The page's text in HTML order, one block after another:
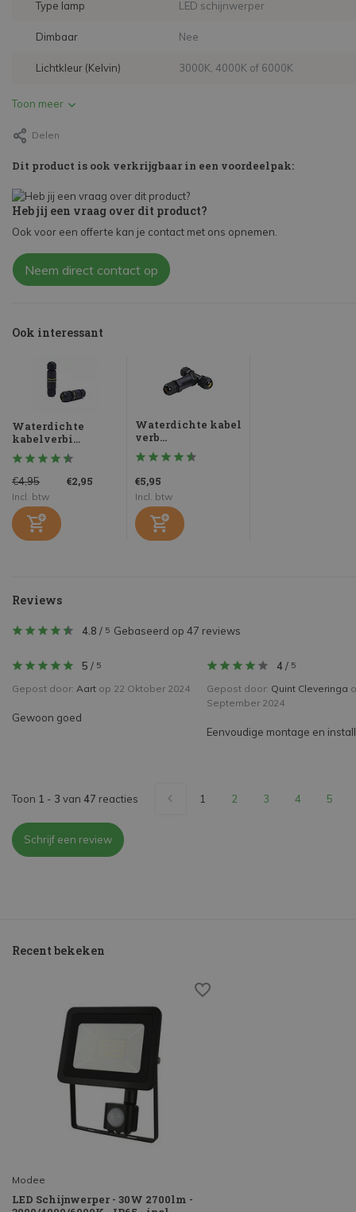
Type lamp LED schijnwerper
Dimbaar Nee
Lichtkleur (Kelvin) 3000K, 4000K of 6000K
Toon meer
Delen
Dit product is ook verkrijgbaar in een voordeelpak:
Heb jij een vraag over dit product?
Ook voor een offerte kan je contact met ons opnemen.
Neem direct contact op
Ook interessant
Waterdichte
kabelverbi...
€4,95 €2,95
Incl. btw
Waterdichte kabel
verb...
€5,95
Incl. btw
Reviews
4.8 / 5 Gebaseerd op 47 reviews
5 / 5
Gepost door: Aart op 22 Oktober 2024
Gewoon goed
4/ 5
Gepost door: Quint Cleveringa
September 2024
Eenvoudige montage en
Toon 1 - 3 van 47 reacties 1 2 3 4 5
Schrijf een review
Recent bekeken
Modee
LED Schijnwerper - 30W 2700lm -